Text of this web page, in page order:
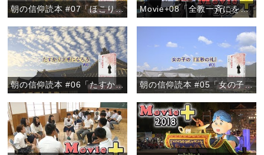
朝の信仰読本 #07「ほこりが散る〝ナイスキック〟」 Movie+08「全教一斉にをいがけデー2018」
朝の信仰読本 #06「たすかり上手になろう」 朝の信仰読本 #05「女の子の『五秒の礼』」